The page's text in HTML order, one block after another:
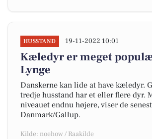
HUSSTAND 19-11-2022 10:01
Kæledyr er meget
Lynge
Danskerne kan lide at have kæledyr.
tredje husstand har et eller flere dyr.
niveauet endnu højere, viser de
Danmark/Gallup.
Kilde: noehow / Raakilde